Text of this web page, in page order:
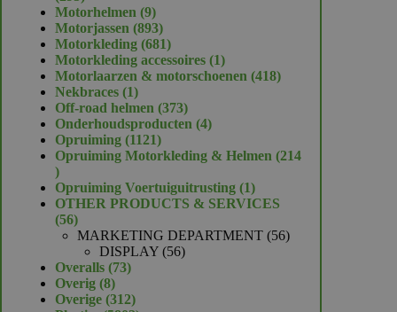
producten
Motorhelmen 99
producten
Motorjassen 893893
producten
Motorkleding 681681
producten
Motorkleding accessoires 11
product
Motorlaarzen & motorschoenen 418418
Nekbraces 11
product
Off-road helmen 373373
producten
Onderhoudsproducten 44
Opruiming 11211121
producten
Opruiming Motorkleding & Helmen
214
214
producten
Opruiming Voertuiguitrusting 11
product
OTHER PRODUCTS & SERVICES
5656
producten
MARKETING DEPARTMENT 5656
DISPLAY 5656
Overalls 7373
Overig 88
producten
Overige 312312